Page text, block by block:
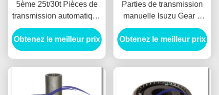
5ème 25t/30t Pièces de
transmission automatique
pour Isuzu 4ja1 Pickup
Panther 87 " 90 " 8-
94161-912-1 haute
Obtenez le meilleur prix
Parties de transmission
manuelle Isuzu Gear 1
41/45t 4ja1 Pickup
Panther Tfr 90 "
Obtenez le meilleur prix